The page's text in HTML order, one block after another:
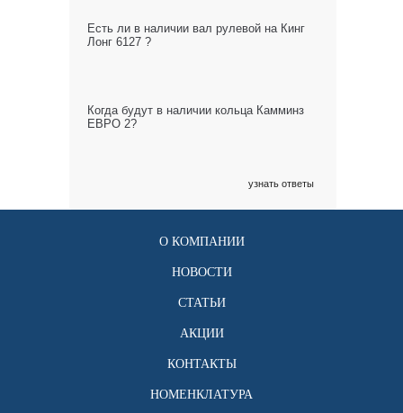
Есть ли в наличии вал рулевой на Кинг
Лонг 6127 ?
Когда будут в наличии кольца Камминз
ЕВРО 2?
узнать ответы
О КОМПАНИИ
НОВОСТИ
СТАТЬИ
АКЦИИ
КОНТАКТЫ
НОМЕНКЛАТУРА